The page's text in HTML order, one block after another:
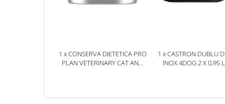
1 x CONSERVA DIETETICA PRO
PLAN VETERINARY CAT AND
1 x CASTRON DUBLU
INOX 4DOG 2 X 0,95 L